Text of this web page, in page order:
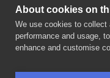
POZNAŃ
KATOWICE
ŁÓDŹ
EDYNBURG
About cookies on
We use cookies to collect
performance and usage,
enhance and customise